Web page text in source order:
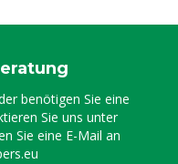
benötigen Sie eine
Sie uns unter
Sie eine E-Mail an